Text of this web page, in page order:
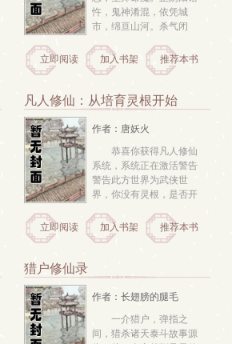
忤，鬼神淆混，依凭城
市，绵亘山河。杀气闭
日已多。
立即阅读 加入书架 推荐本书
凡人修仙：从培育灵根开始
作者：唐妖火
恭喜你获得凡人修仙
系统，系统正在激活警告
警告此方世界为武侠世
界，你没有灵根，是否开
修真者点击确认，绑定凡
人修仙系统，开启修仙之
立即阅读 加入书架 推荐本书
猎户修仙录
作者：长翅膀的腿毛
一介猎户，弹指之
间，猎杀诸天泰斗故事源